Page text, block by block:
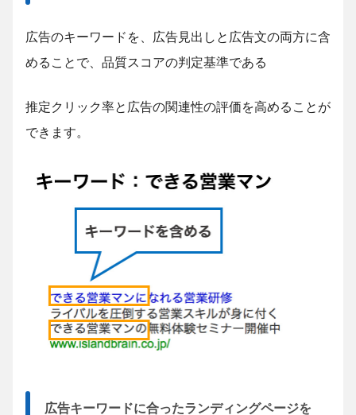
広告のキーワードを、広告見出しと広告文の両方に含
めることで、品質スコアの判定基準である
推定クリック率と広告の関連性の評価を高めることが
できます。
広告キーワードに合ったランディングページを